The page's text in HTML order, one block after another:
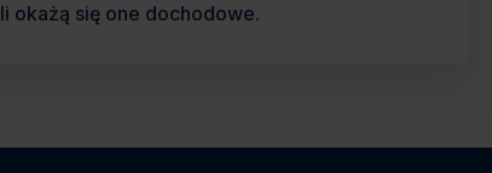
okażą się one dochodowe.